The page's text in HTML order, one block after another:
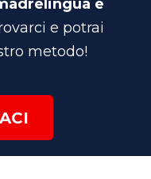
e
e potrai
metodo!